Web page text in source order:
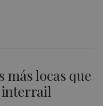
más locas que
interrail